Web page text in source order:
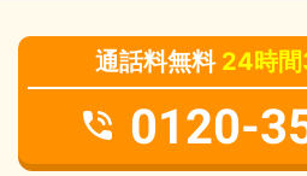
通話料無料 24時間
0120-